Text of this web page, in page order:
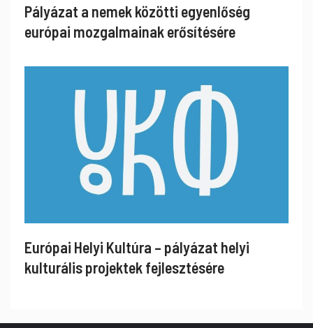
Pályázat a nemek közötti egyenlőség
európai mozgalmainak erősítésére
Európai Helyi Kultúra – pályázat helyi
kulturális projektek fejlesztésére